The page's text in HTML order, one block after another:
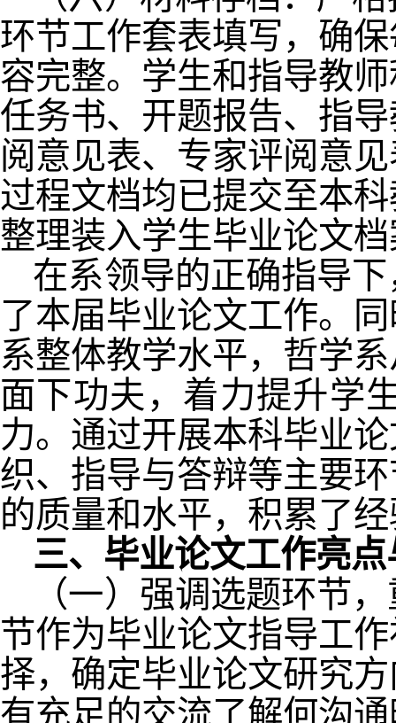
环节工作套表填写，确
容完整。学生和指导教
任务书、开题报告、指
阅意见表、专家评阅意
过程文档均已提交至本
整理装入学生毕业论文
在系领导的正确指导
了本届毕业论文工作。
系整体教学水平，哲学
面下功夫，着力提升学
力。通过开展本科毕业
织、指导与答辩等主要
的质量和水平，积累了
三、毕业论文工作亮
（一）强调选题环节
节作为毕业论文指导工
择，确定毕业论文研究
有充足的交流了解何沟